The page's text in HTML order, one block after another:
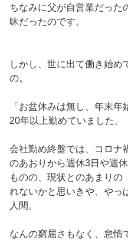
ちなみに父が自営業だった
昧だったのです。
しかし、世に出て働き始め
の。
「お盆休みは無し、年末
20年以上勤めていました。
会社勤め終盤では、コロナ
のあおりから週休3日や週
ものの、現状とのあまりの
れないかと思いきや、やっ
人間。
なんの窮屈さもなく、怠惰